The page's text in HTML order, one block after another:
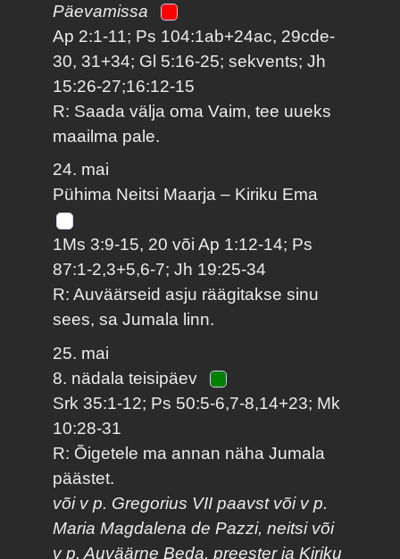
Päevamissa
Ap 2:1-11; Ps 104:1ab+24ac, 29cde-
30, 31+34; Gl 5:16-25; sekvents; Jh
15:26-27;16:12-15
R: Saada välja oma Vaim, tee uueks
maailma pale.
24. mai
Pühima Neitsi Maarja – Kiriku Ema
1Ms 3:9-15, 20 või Ap 1:12-14; Ps
87:1-2,3+5,6-7; Jh 19:25-34
R: Auväärseid asju räägitakse sinu
sees, sa Jumala linn.
25. mai
8. nädala teisipäev
Srk 35:1-12; Ps 50:5-6,7-8,14+23; Mk
10:28-31
R: Õigetele ma annan näha Jumala
päästet.
või v p. Gregorius VII paavst või v p.
Maria Magdalena de Pazzi, neitsi või
v p. Auväärne Beda, preester ja Kiriku